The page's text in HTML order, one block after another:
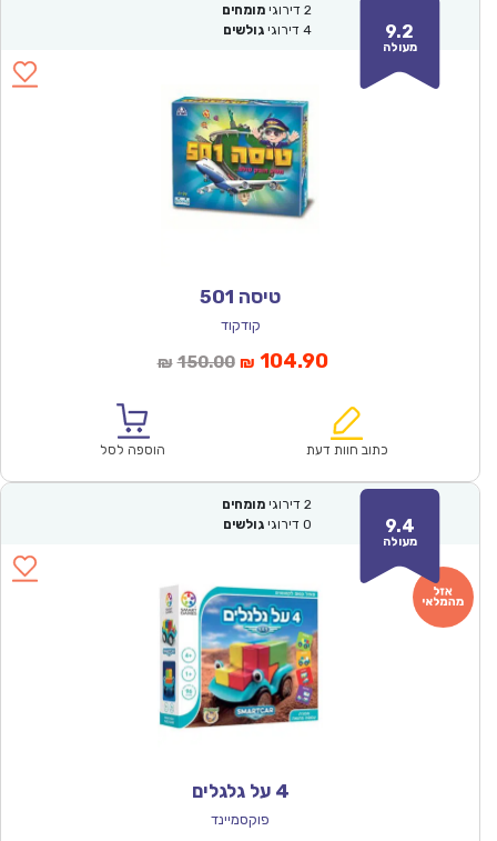
9.2
מעולה
2 דירוגי מומחים
4 דירוגי גולשים
טיסה 501
קודקוד
₪ 150.00המחיר
₪150.00.
₪ 104.90המחיר
הוא:
כתוב חוות דעת הוספה לסל
9.4
מעולה
2 דירוגי מומחים
0 דירוגי גולשים
4 על גלגלים
פוקסמיינד